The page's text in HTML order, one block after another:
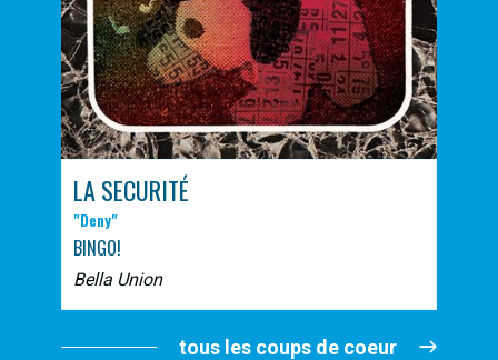
LA SECURITÉ
"Deny"
BINGO!
Bella Union
tous les coups de coeur